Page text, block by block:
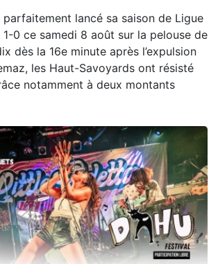
parfaitement lancé sa saison de Ligue
1-0 ce samedi 8 août sur la pelouse de
dès la 16e minute après l’expulsion
les Haut-Savoyards ont résisté
notamment à deux montants